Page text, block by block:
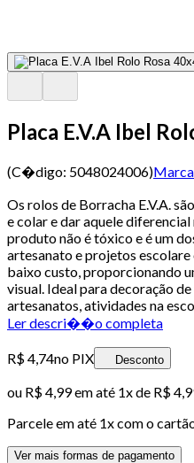
Placa E.V.A Ibel
(C�digo: 5048024006)
Os rolos de Borracha E.V.A.
e colar e dar aquele diferencial
produto não é tóxico e é um
artesanato e projetos
baixo custo, proporcionando
visual. Ideal para decoração
artesanatos, atividades na
Ler descri��o completa
R$ 4,74no PIX Desconto
ou R$ 4,99em até 1x de R$
Parcele em até 1x com o
Ver mais formas de pagamento